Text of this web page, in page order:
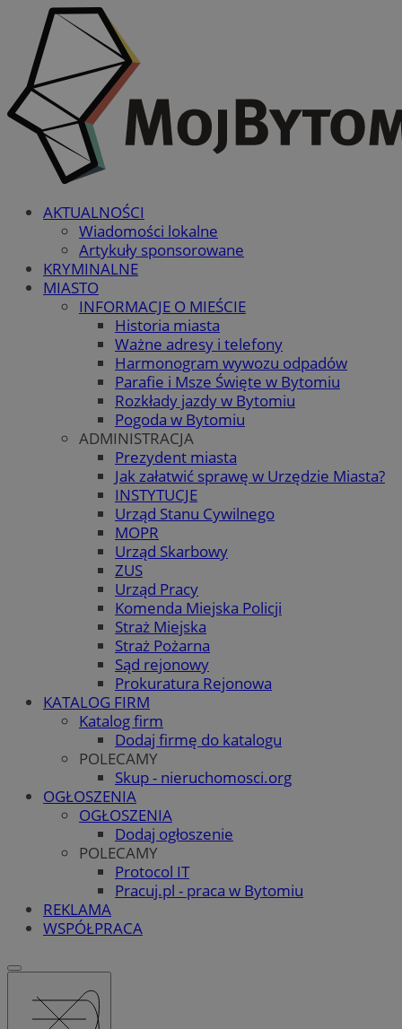
AKTUALNOŚCI
Wiadomości lokalne
Artykuły sponsorowane
KRYMINALNE
MIASTO
INFORMACJE O MIEŚCIE
Historia miasta
Ważne adresy i telefony
Harmonogram wywozu odpadów
Parafie i Msze Święte w Bytomiu
Rozkłady jazdy w Bytomiu
Pogoda w Bytomiu
ADMINISTRACJA
Prezydent miasta
Jak załatwić sprawę w Urzędzie Miasta?
INSTYTUCJE
Urząd Stanu Cywilnego
MOPR
Urząd Skarbowy
ZUS
Urząd Pracy
Komenda Miejska Policji
Straż Miejska
Straż Pożarna
Sąd rejonowy
Prokuratura Rejonowa
KATALOG FIRM
Katalog firm
Dodaj firmę do katalogu
POLECAMY
Skup - nieruchomosci.org
OGŁOSZENIA
OGŁOSZENIA
Dodaj ogłoszenie
POLECAMY
Protocol IT
Pracuj.pl - praca w Bytomiu
REKLAMA
WSPÓŁPRACA